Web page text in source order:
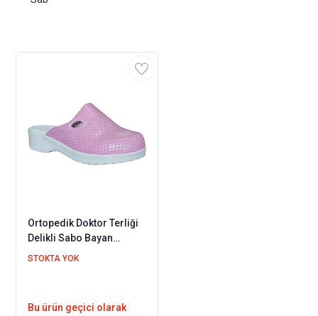
Ortopedik Doktor Terliği
Delikli Sabo Bayan
Pembe HD111P
STOKTA YOK
Bu ürün geçici olarak